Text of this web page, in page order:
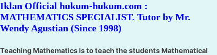
Iklan Official hukum-hukum.com :
MATHEMATICS SPECIALIST. Tutor by Mr.
Wendy Agustian (Since 1998)
Teaching Mathematics is to teach the students Mathematical